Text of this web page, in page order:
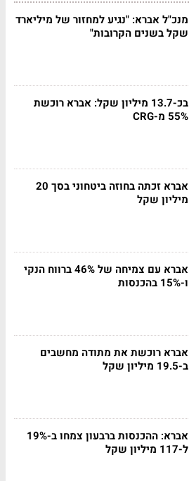
מנכ"ל אברא: "נגיע למחזור של מיליארד
שקל בשנים הקרובות"
בכ-13.7 מיליון שקל: אברא רוכשת
55% מ-CRG
אברא זכתה בחוזה ביטחוני בסך 20
מיליון שקל
אברא עם צמיחה של 46% ברווח הנקי
ו-15% בהכנסות
אברא רוכשת את מתודה מחשבים
ב-19.5 מיליון שקל
אברא: ההכנסות ברבעון צמחו ב-19%
ל-117 מיליון שקל